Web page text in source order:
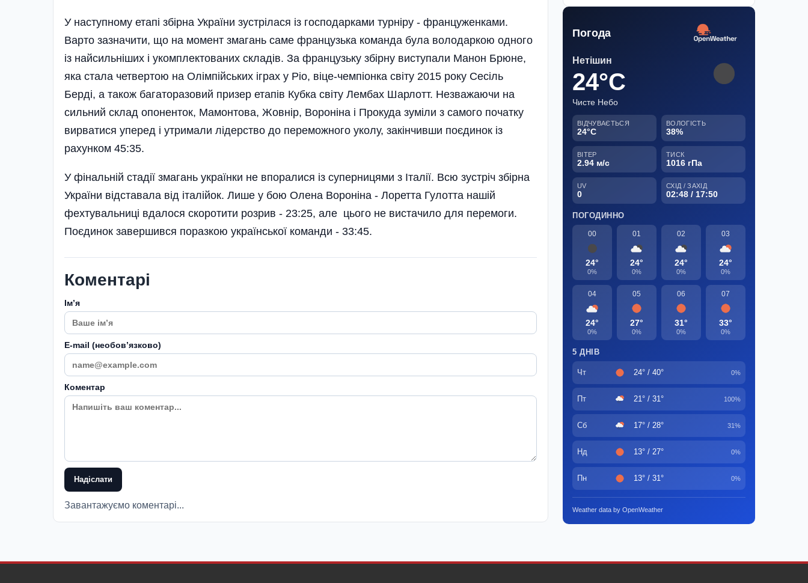
У наступному етапі збірна України зустрілася із господарками турніру - француженками.
Варто зазначити, що на момен­т змагань саме французька команда була володаркою одного
із найсильніших і укомплектованих складів. За французьку збірну виступали Манон Брюне,
яка стала четвертою на Олімпійських іграх у Ріо, віце-чемпіонка світу 2015 року Сесіль
Берді, а також багаторазовий призер етапів Кубка світу Лембах Шарлотт. Незважаючи на
сильний склад опоненток, Мамонтова, Жовнір, Вороніна і Прокуда зуміли з самого початку
вирватися уперед і утримали лідерство до переможного уколу, закінчивши поєдинок із
рахунком 45:35.
У фінальній стадії змагань українки не впоралися із супер­ницями з Італії. Всю зустріч збір­на
України відставала від італійок. Лише у бою Олена Вороніна - Лоретта Гулотта на­шій
фехтувальниці вдалося скоротити розрив - 23:25, але цього не вистачило для перемоги.
Поєдинок завершився поразкою української команди - 33:45.
Коментарі
Імʼя
E-mail (необовʼязково)
Коментар
Надіслати
Завантажуємо коментарі...
Погода
Нетішин
24°C
Чисте Небо
ВІДЧУВАЄТЬСЯ
24°C
ВОЛОГІСТЬ
38%
ВІТЕР
2.94 м/с
ТИСК
1016 гПа
UV
0
СХІД / ЗАХІД
02:48 / 17:50
ПОГОДИННО
00
24°
0%
01
24°
0%
02
24°
0%
03
24°
0%
04
24°
0%
05
27°
0%
06
31°
0%
07
33°
0%
5 ДНІВ
Чт 24° / 40° 0%
Пт 21° / 31° 100%
Сб 17° / 28° 31%
Нд 13° / 27° 0%
Пн 13° / 31° 0%
Weather data by OpenWeather